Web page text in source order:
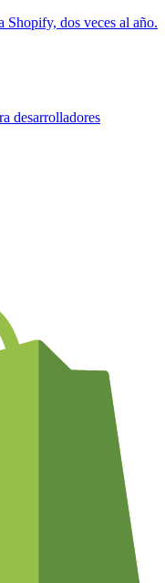
Shopify, dos veces al año.
desarrolladores